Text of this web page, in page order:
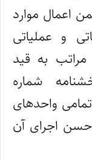
اعمال موارد
و عملیاتی
به قید
شماره
مورخ ۱۶‏/۵‏/۱۳۹۶ به تمامی واحدهای
اجرای آن